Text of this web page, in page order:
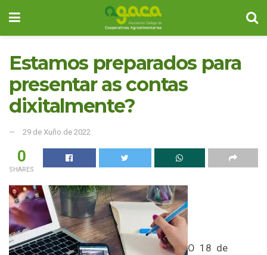
Estamos preparados para
presentar as contas
dixitalmente?
29 de Xuño de 2022
0
SHARES
O 18 de